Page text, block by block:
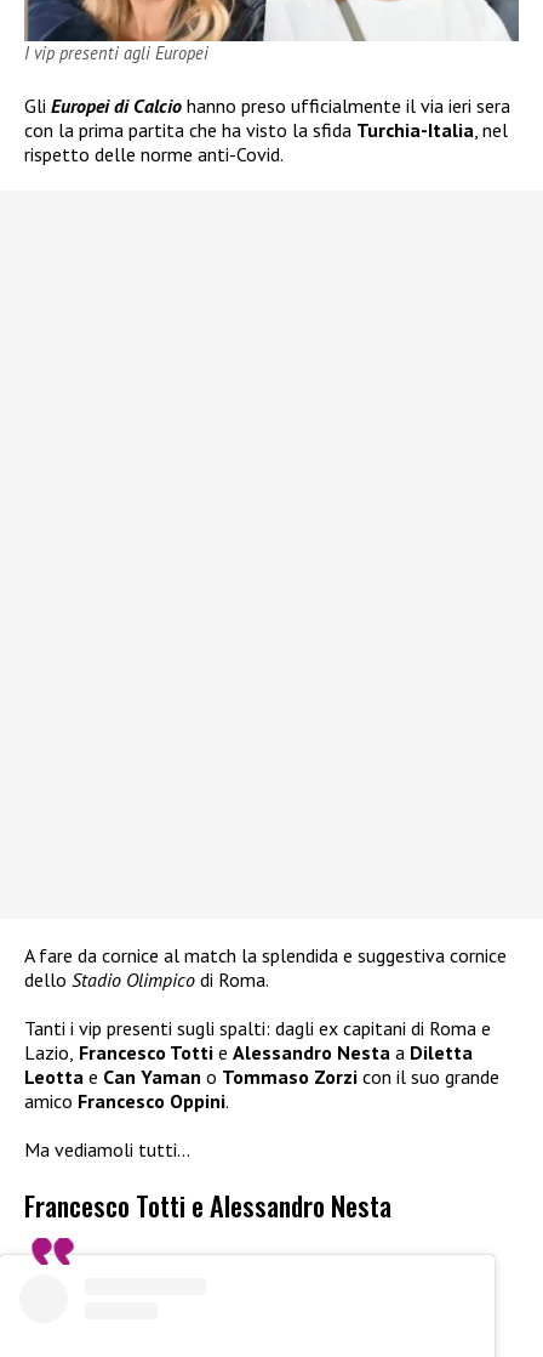
I vip presenti agli Europei
Gli Europei di Calcio hanno preso ufficialmente il via ieri sera
con la prima partita che ha visto la sfida Turchia-Italia, nel
rispetto delle norme anti-Covid.
A fare da cornice al match la splendida e suggestiva cornice
dello Stadio Olimpico di Roma.
Tanti i vip presenti sugli spalti: dagli ex capitani di Roma e
Lazio, Francesco Totti e Alessandro Nesta a Diletta
Leotta e Can Yaman o Tommaso Zorzi con il suo grande
amico Francesco Oppini.
Ma vediamoli tutti…
Francesco Totti e Alessandro Nesta